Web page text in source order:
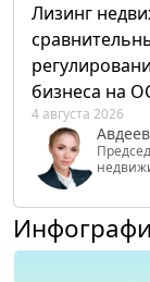
Лизинг
бизнеса на
4 августа 2026